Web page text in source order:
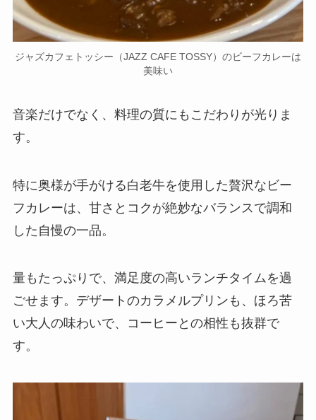
ジャズカフェトッシー（JAZZ CAFE TOSSY）のビーフカレーは
美味い
音楽だけでなく、料理の質にもこだわりが光りま
す。
特に奥様が手がける白老牛を使用した贅沢なビー
フカレーは、甘さとコクが絶妙なバランスで調和
した自慢の一品。
量もたっぷりで、満足度の高いランチタイムを過
ごせます。デザートのカラメルプリンも、ほろ苦
い大人の味わいで、コーヒーとの相性も抜群で
す。